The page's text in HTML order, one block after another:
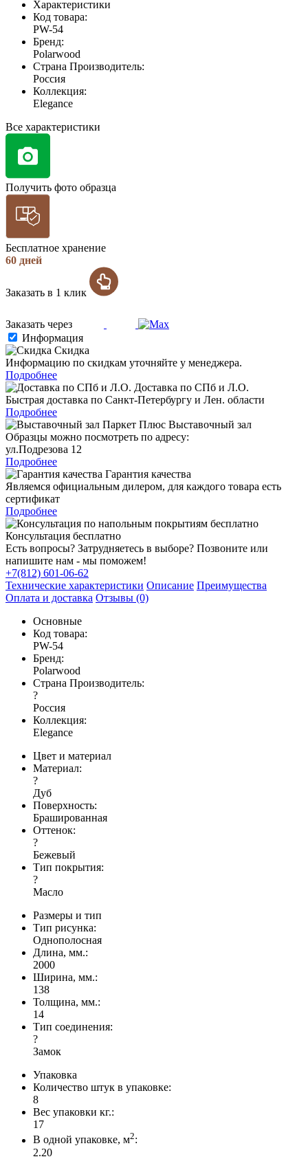
Характеристики
Код товара:
PW-54
Бренд:
Polarwood
Страна Производитель:
Россия
Коллекция:
Elegance
Все характеристики
Получить фото образца
Бесплатное хранение
60 дней
Заказать в 1 клик
Заказать через
Информация
Скидка
Информацию по скидкам уточняйте у менеджера.
Подробнее
Доставка по СПб и Л.О.
Быстрая доставка по Санкт-Петербургу и Лен. области
Подробнее
Выставочный зал
Образцы можно посмотреть по адресу:
ул.Подрезова 12
Подробнее
Гарантия качества
Являемся официальным дилером, для каждого товара есть
сертификат
Подробнее
Консультация бесплатно
Есть вопросы? Затрудняетесь в выборе? Позвоните или
напишите нам - мы поможем!
+7(812) 601-06-62
Технические характеристики Описание Преимущества
Оплата и доставка Отзывы (0)
Основные
Код товара:
PW-54
Бренд:
Polarwood
Страна Производитель:
?
Россия
Коллекция:
Elegance
Цвет и материал
Материал:
?
Дуб
Поверхность:
Брашированная
Оттенок:
?
Бежевый
Тип покрытия:
?
Масло
Размеры и тип
Тип рисунка:
Однополосная
Длина, мм.:
2000
Ширина, мм.:
138
Толщина, мм.:
14
Тип соединения:
?
Замок
Упаковка
Количество штук в упаковке:
8
Вес упаковки кг.:
17
В одной упаковке, м2:
2.20